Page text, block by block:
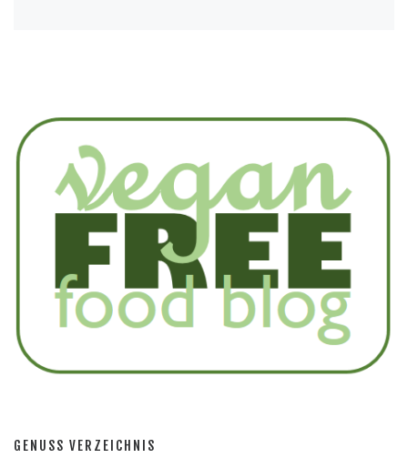
GENUSS VERZEICHNIS